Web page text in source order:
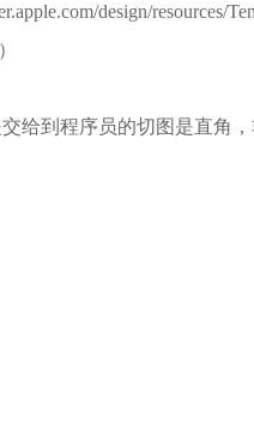
design/resources/
给到程序员的切图是直角，